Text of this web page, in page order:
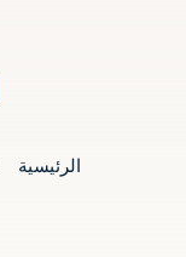
الرئيسية